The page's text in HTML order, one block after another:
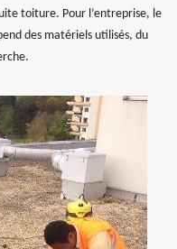
toiture. Pour l’entreprise, le
des matériels utilisés, du